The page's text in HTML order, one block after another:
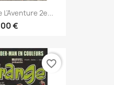
L'Aventure 2e...
€
favorite_border